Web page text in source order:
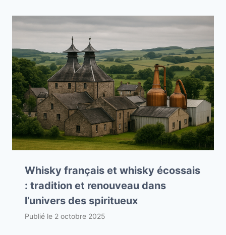
Whisky français et whisky écossais
: tradition et renouveau dans
l’univers des spiritueux
Publié le 2 octobre 2025